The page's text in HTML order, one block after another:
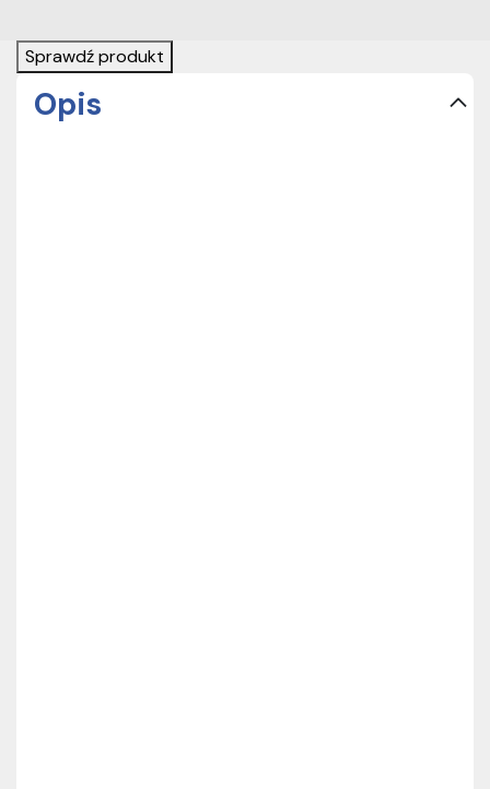
Sprawdź produkt
Opis